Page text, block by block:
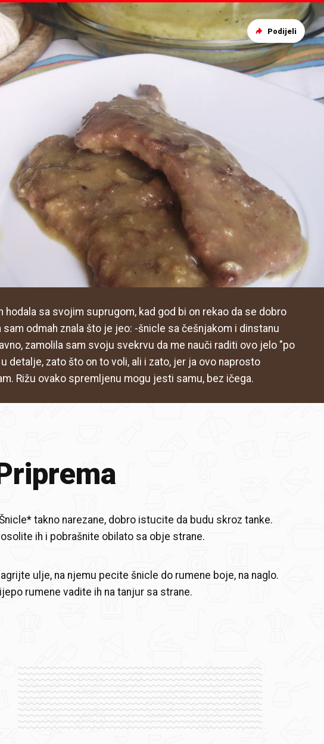
hodala sa svojim suprugom, kad god bi on rekao da se dobro
sam odmah znala što je jeo: -šnicle sa češnjakom i dinstanu
zamolila sam svoju svekrvu da me nauči raditi ovo jelo "po
detalje, zato što on to voli, ali i zato, jer ja ovo naprosto
Rižu ovako spremljenu mogu jesti samu, bez ičega.
Podijeli
takno narezane, dobro istucite da budu skroz tanke.
ih i pobrašnite obilato sa obje strane.
ulje, na njemu pecite šnicle do rumene boje, na naglo.
rumene vadite ih na tanjur sa strane.